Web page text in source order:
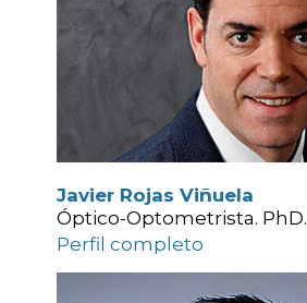
Javier Rojas Viñuela
Óptico-Optometrista. PhD.
Perfil completo